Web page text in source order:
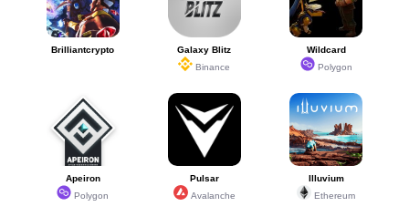
Brilliantcrypto
Galaxy Blitz
Binance
Wildcard
Polygon
Apeiron
Polygon
Pulsar
Avalanche
Illuvium
Ethereum